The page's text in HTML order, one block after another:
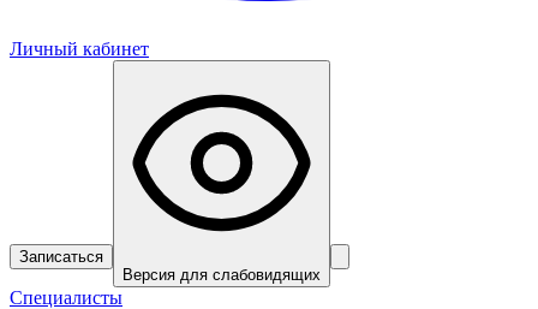
Личный кабинет
Записаться
Версия для слабовидящих
Специалисты